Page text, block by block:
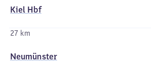
Kiel Hbf
27 km
Neumünster